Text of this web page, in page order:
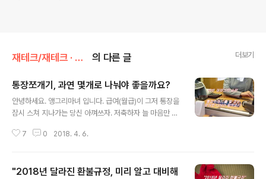
재테크/재테크 · 금융 의 다른 글 더보기
통장쪼개기, 과연 몇개로 나눠야 좋을까요?
안녕하세요. 앵그리마녀 입니다. 급여(월급)이 그저 통장을
잠시 스쳐 지나가는 당신 아껴쓰자. 저축하자 늘 마음만 먹
없을까요? 이럴때 꼭 필요한 노하우는 통장 쪼재기 입니다.
지금 당장 달라 통장을 여러개 만든다면 한도제한계좌 또
7 0 2018. 4. 6.
"2018년 달라진 환불규정, 미리 알고 대비해